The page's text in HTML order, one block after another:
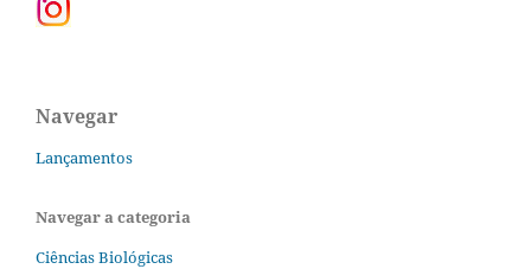
Navegar
Lançamentos
Navegar a categoria
Ciências Biológicas